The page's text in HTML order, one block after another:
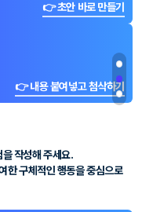
👉 초안 바로 만들기
👉 내용 붙여넣고 첨삭하기
작성해 주세요.
한 구체적인 행동을 중심으로